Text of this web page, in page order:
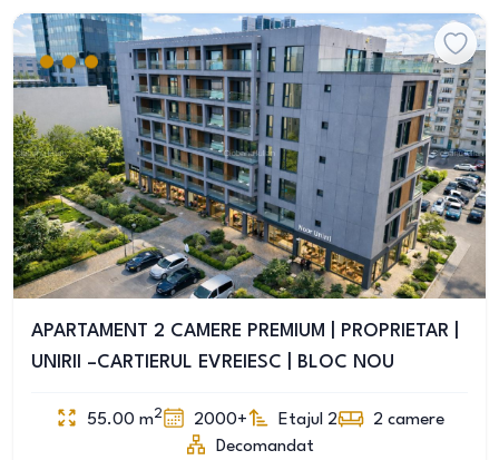
APARTAMENT 2 CAMERE PREMIUM | PROPRIETAR |
UNIRII –CARTIERUL EVREIESC | BLOC NOU
55.00 m2 2000+ Etajul 2 2 camere
Decomandat